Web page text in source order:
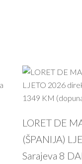
LORET DE
(ŠPANIJA)
Sarajeva 8